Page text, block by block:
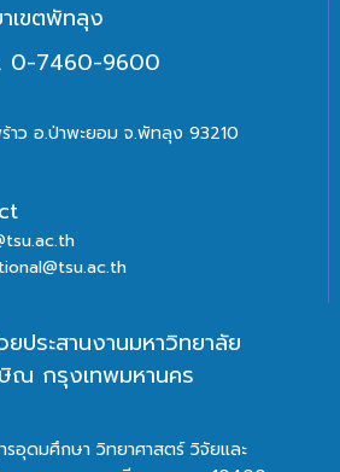
เขตพัทลุง
0-7460-9600
ว อ.ป่าพะยอม จ.พัทลุง 93210
ยประสานงานมหาวิทยาลัย
ณ กรุงเทพมหานคร
รอุดมศึกษา วิทยาศาสตร์ วิจัยและ